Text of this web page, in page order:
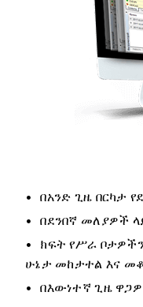
በአንድ ጊዜ በርካታ
በደንበኛ መለያዎች
ክፍት የሥራ
ሁኔታ መከታተል እና
በእውነተኛ ጊዜ